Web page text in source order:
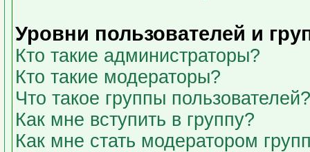
Уровни пользователей и
Кто такие администраторы?
Кто такие модераторы?
Что такое группы пользователей?
Как мне вступить в группу?
Как мне стать модератором